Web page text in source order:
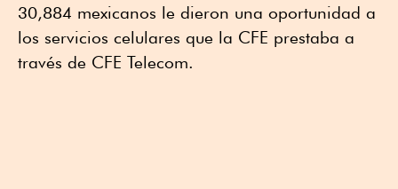
30,884 mexicanos le dieron una oportunidad a
los servicios celulares que la CFE prestaba a
través de CFE Telecom.